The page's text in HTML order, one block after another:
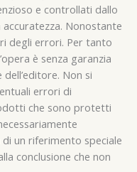
e controllati dallo
Nonostante
degli errori. Per tanto
è senza garanzia
Non si
errori di
che sono protetti
di un riferimento speciale
conclusione che non